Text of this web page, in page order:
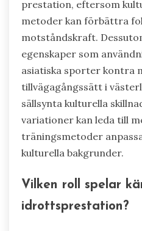
prestation, eftersom
metoder kan förbättra
motståndskraft.
egenskaper som
asiatiska sporter kontra
tillvägagångssätt i
sällsynta kulturella
variationer kan leda till
träningsmetoder
kulturella bakgrunder.
Vilken roll spelar
idrottsprestation?